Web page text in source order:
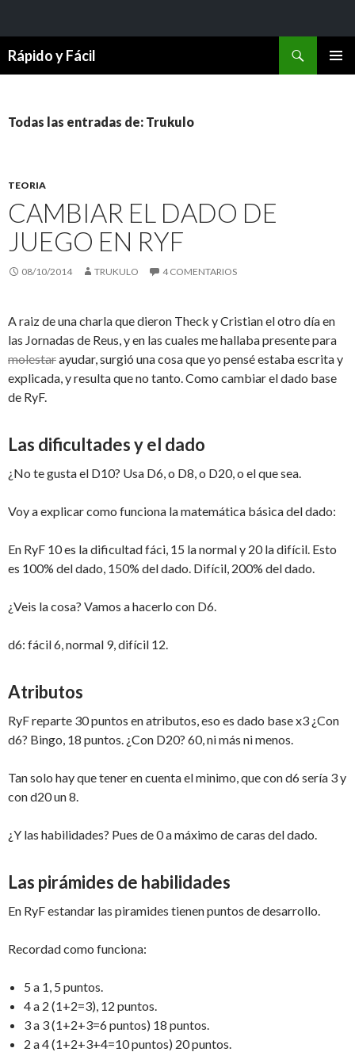
Rápido y Fácil
Todas las entradas de: Trukulo
TEORIA
CAMBIAR EL DADO DE
JUEGO EN RYF
08/10/2014 TRUKULO 4 COMENTARIOS
A raiz de una charla que dieron Theck y Cristian el otro día en
las Jornadas de Reus, y en las cuales me hallaba presente para
molestarayudar, surgió una cosa que yo pensé estaba escrita y
explicada, y resulta que no tanto. Como cambiar el dado base
de RyF.
Las dificultades y el dado
¿No te gusta el D10? Usa D6, o D8, o D20, o el que sea.
Voy a explicar como funciona la matemática básica del dado:
En RyF 10 es la dificultad fáci, 15 la normal y 20 la difícil. Esto
es 100% del dado, 150% del dado. Difícil, 200% del dado.
¿Veis la cosa? Vamos a hacerlo con D6.
d6: fácil 6, normal 9, difícil 12.
Atributos
RyF reparte 30 puntos en atributos, eso es dado base x3 ¿Con
d6? Bingo, 18 puntos. ¿Con D20? 60, ni más ni menos.
Tan solo hay que tener en cuenta el minimo, que con d6 sería 3 y
con d20 un 8.
¿Y las habilidades? Pues de 0 a máximo de caras del dado.
Las pirámides de habilidades
En RyF estandar las piramides tienen puntos de desarrollo.
Recordad como funciona:
5 a 1, 5 puntos.
4 a 2 (1+2=3), 12 puntos.
3 a 3 (1+2+3=6 puntos) 18 puntos.
2 a 4 (1+2+3+4=10 puntos) 20 puntos.